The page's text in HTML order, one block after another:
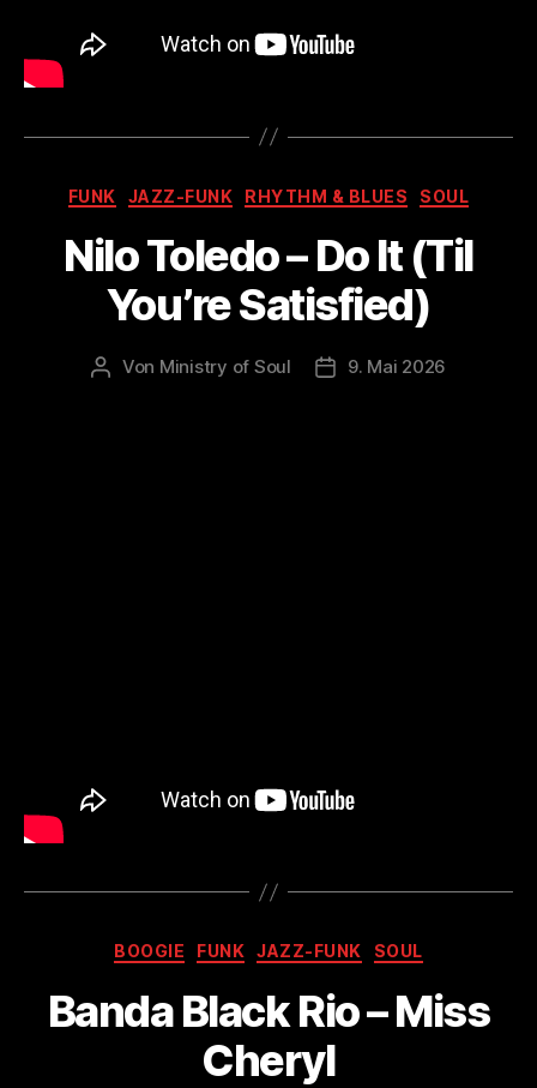
Kategorien
FUNK JAZZ-FUNK RHYTHM & BLUES SOUL
Nilo Toledo – Do It (Til
You’re Satisfied)
Beitragsautor
Von Ministry of Soul Veröffentlichungsdatum
9. Mai 2026
Kategorien
BOOGIE FUNK JAZZ-FUNK SOUL
Banda Black Rio – Miss
Cheryl